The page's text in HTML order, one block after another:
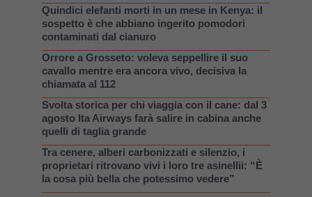
Quindici elefanti morti in un mese in Kenya: il
sospetto è che abbiano ingerito pomodori
contaminati dal cianuro
Orrore a Grosseto: voleva seppellire il suo
cavallo mentre era ancora vivo, decisiva la
chiamata al 112
Svolta storica per chi viaggia con il cane: dal 3
agosto Ita Airways farà salire in cabina anche
quelli di taglia grande
Tra cenere, alberi carbonizzati e silenzio, i
proprietari ritrovano vivi i loro tre asinellii: “È
la cosa più bella che potessimo vedere”